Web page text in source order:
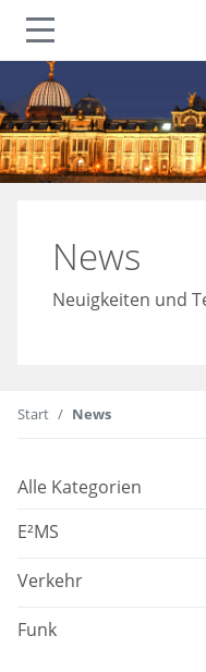
News
Neuigkeiten und
Start News
Alle Kategorien
E²MS
Verkehr
Funk